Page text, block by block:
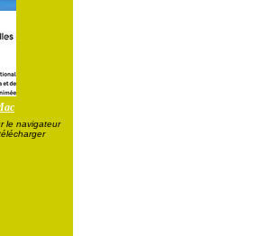
le navigateur